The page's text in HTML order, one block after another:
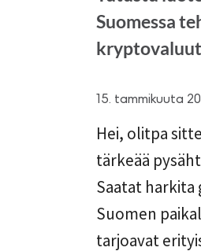
Suomessa
15. tammikuuta
Hei, olitpa
tärkeää
Saatat harkita
Suomen
tarjoavat